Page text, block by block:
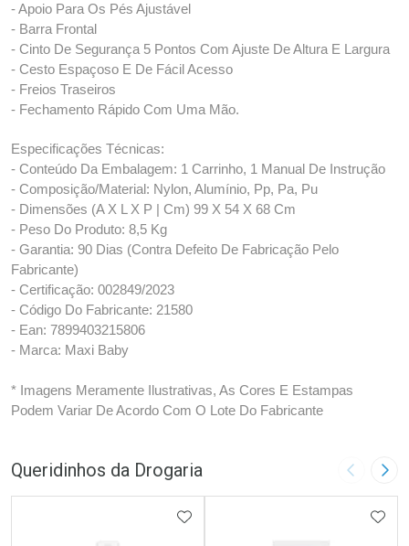
- Apoio Para Os Pés Ajustável
- Barra Frontal
- Cinto De Segurança 5 Pontos Com Ajuste De Altura E Largura
- Cesto Espaçoso E De Fácil Acesso
- Freios Traseiros
- Fechamento Rápido Com Uma Mão.
Especificações Técnicas:
- Conteúdo Da Embalagem: 1 Carrinho, 1 Manual De Instrução
- Composição/Material: Nylon, Alumínio, Pp, Pa, Pu
- Dimensões (A X L X P | Cm) 99 X 54 X 68 Cm
- Peso Do Produto: 8,5 Kg
- Garantia: 90 Dias (Contra Defeito De Fabricação Pelo
Fabricante)
- Certificação: 002849/2023
- Código Do Fabricante: 21580
- Ean: 7899403215806
- Marca: Maxi Baby
* Imagens Meramente Ilustrativas, As Cores E Estampas
Podem Variar De Acordo Com O Lote Do Fabricante
Queridinhos da Drogaria Imagem
ADICIONAR AOS FAVORITOS